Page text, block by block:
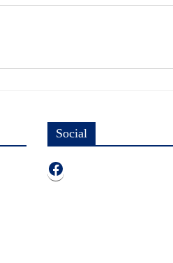
Social
TB auf Facebook